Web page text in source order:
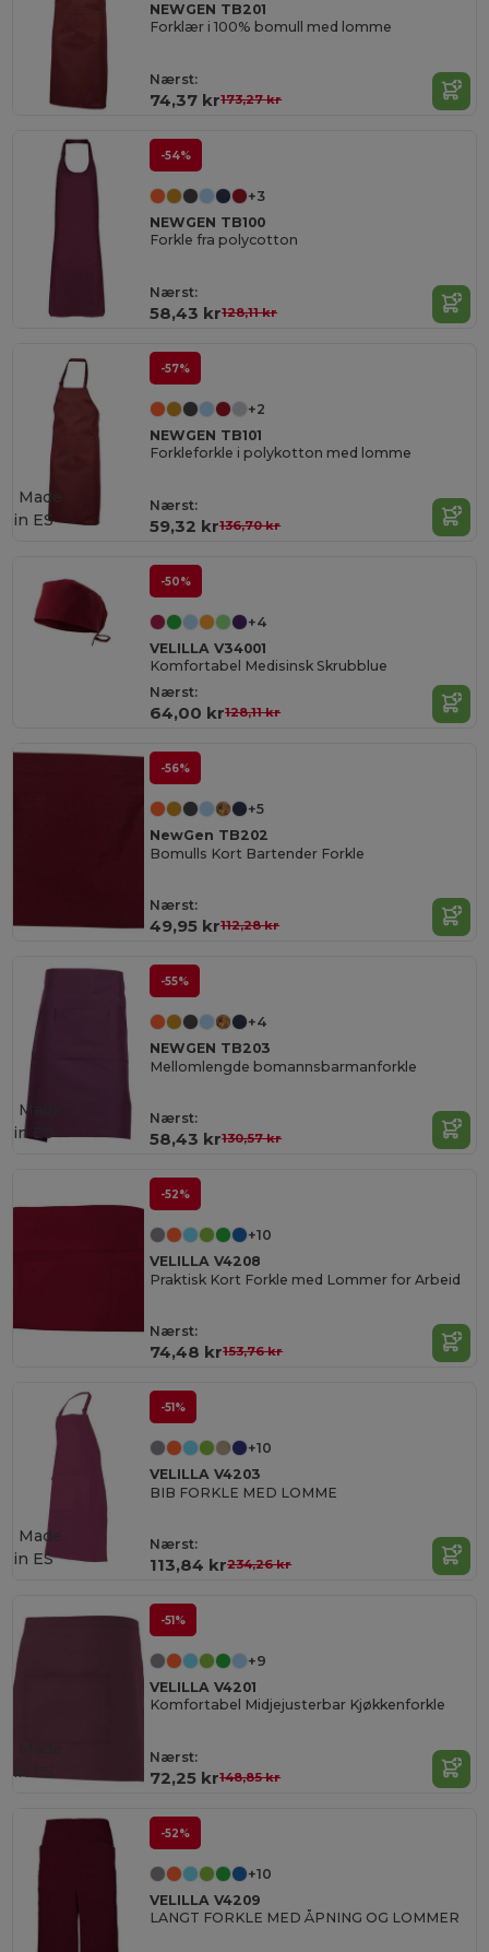
NEWGEN TB201
Forklær i 100% bomull med lomme
Nærst:
74,37 kr173,27 kr
-54%
+3
NEWGEN TB100
Forkle fra polycotton
Nærst:
58,43 kr128,11 kr
-57%
+2
NEWGEN TB101
Forkleforkle i polykotton med lomme
Nærst:
59,32 kr136,70 kr
Made
in ES
-50%
+4
VELILLA V34001
Komfortabel Medisinsk Skrubblue
Nærst:
64,00 kr128,11 kr
-56%
+5
NewGen TB202
Bomulls Kort Bartender Forkle
Nærst:
49,95 kr112,28 kr
-55%
+4
NEWGEN TB203
Mellomlengde bomannsbarmanforkle
Nærst:
58,43 kr130,57 kr
Made
in
ES
-52%
+10
VELILLA V4208
Praktisk Kort Forkle med Lommer for Arbeid
Nærst:
74,48 kr153,76 kr
-51%
+10
VELILLA V4203
BIB FORKLE MED LOMME
Nærst:
113,84 kr234,26 kr
Made
in ES
-51%
+9
VELILLA V4201
Komfortabel Midjejusterbar Kjøkkenforkle
Nærst:
72,25 kr148,85 kr
in
-52%
+10
VELILLA V4209
LANGT FORKLE MED ÅPNING OG LOMMER